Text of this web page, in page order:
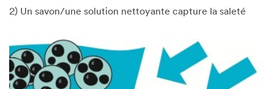
2) Un savon/une solution nettoyante capture la saleté